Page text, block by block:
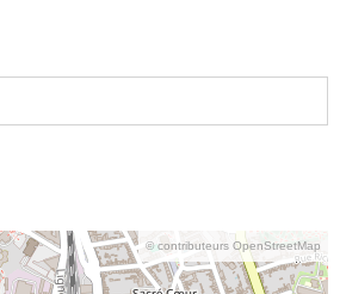
© contributeurs OpenStreetMap